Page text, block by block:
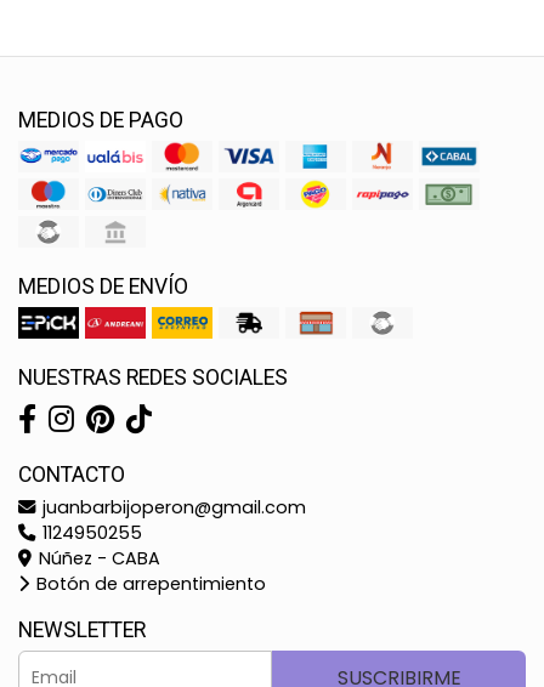
MEDIOS DE PAGO
MEDIOS DE ENVÍO
NUESTRAS REDES SOCIALES
CONTACTO
juanbarbijoperon@gmail.com
1124950255
Núñez - CABA
Botón de arrepentimiento
NEWSLETTER
SUSCRIBIRME